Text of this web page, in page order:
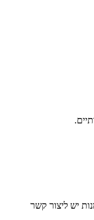
יש ליצור קשר